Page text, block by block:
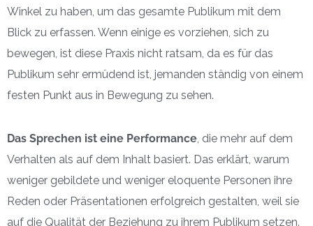
Winkel zu haben, um das gesamte Publikum mit dem
Blick zu erfassen. Wenn einige es vorziehen, sich zu
bewegen, ist diese Praxis nicht ratsam, da es für das
Publikum sehr ermüdend ist, jemanden ständig von einem
festen Punkt aus in Bewegung zu sehen.
Das Sprechen ist eine Performance , die mehr auf dem
Verhalten als auf dem Inhalt basiert. Das erklärt, warum
weniger gebildete und weniger eloquente Personen ihre
Reden oder Präsentationen erfolgreich gestalten, weil sie
auf die Qualität der Beziehung zu ihrem Publikum setzen.